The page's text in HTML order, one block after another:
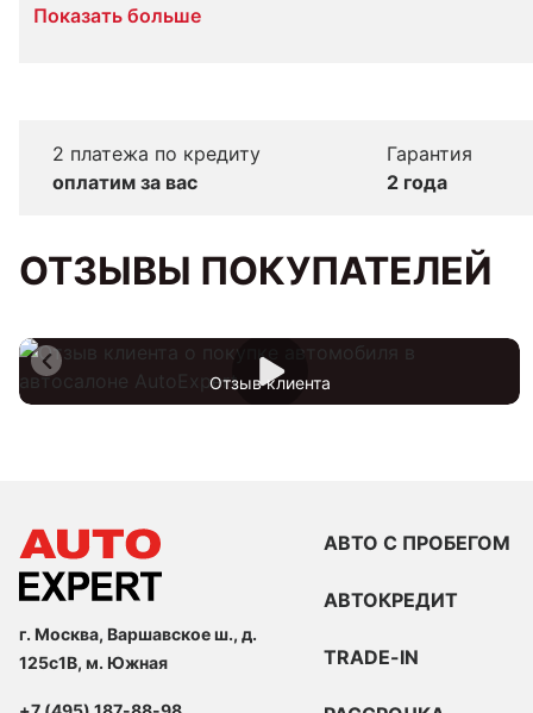
Показать больше
2 платежа по кредиту
оплатим за вас
Гарантия
2 года
ОТЗЫВЫ ПОКУПАТЕЛЕЙ
Отзыв клиента
г. Москва, Варшавское ш., д.
125с1В, м. Южная
АВТО С ПРОБЕГОМ
АВТОКРЕДИТ
TRADE-IN